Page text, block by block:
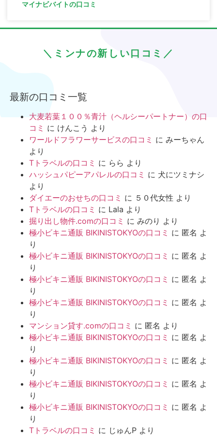
マイナビバイトの口コミ
＼ミンナの新しい口コミ／
最新の口コミ一覧
大麦若葉１００％青汁（ヘルシーパートナー）の口
コミ に けんこう より
ワールドフラワーサービスの口コミ に みーちゃん
より
Tトラベルの口コミ に らら より
ハッシュパピーアパレルの口コミ に 犬にツミナシ
より
ダイエーのおせちの口コミ に ５０代女性 より
Tトラベルの口コミ に Lala より
掘り出し物件.comの口コミ に みのり より
極小ビキニ通販 BIKINISTOKYOの口コミ に 匿名 よ
り
極小ビキニ通販 BIKINISTOKYOの口コミ に 匿名 よ
り
極小ビキニ通販 BIKINISTOKYOの口コミ に 匿名 よ
り
極小ビキニ通販 BIKINISTOKYOの口コミ に 匿名 よ
り
マンション貸す.comの口コミ に 匿名 より
極小ビキニ通販 BIKINISTOKYOの口コミ に 匿名 よ
り
極小ビキニ通販 BIKINISTOKYOの口コミ に 匿名 よ
り
極小ビキニ通販 BIKINISTOKYOの口コミ に 匿名 よ
り
極小ビキニ通販 BIKINISTOKYOの口コミ に 匿名 よ
り
Tトラベルの口コミ に じゅんP より